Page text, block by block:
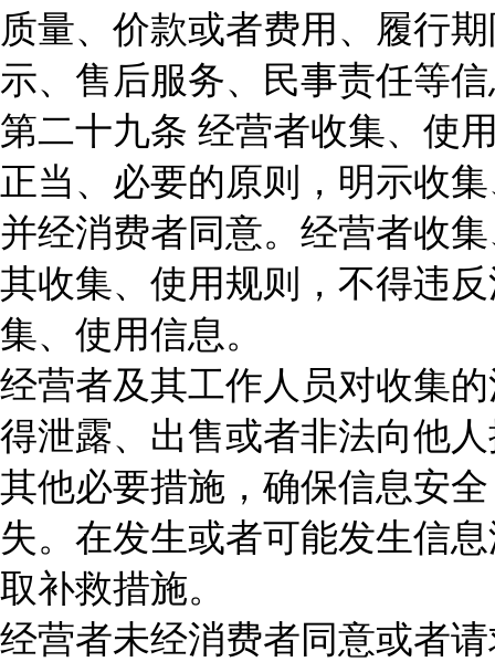
质量、价款或者费用、履行
示、售后服务、民事责任等
第二十九条 经营者收集、使
正当、必要的原则，明示收
并经消费者同意。经营者收
其收集、使用规则，不得违
集、使用信息。
经营者及其工作人员对收集
得泄露、出售或者非法向他
其他必要措施，确保信息安
失。在发生或者可能发生信
取补救措施。
经营者未经消费者同意或者